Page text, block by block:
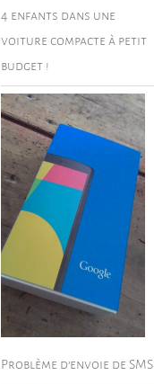
4 enfants dans une
voiture compacte à petit
budget !
Problème d’envoie de SMS